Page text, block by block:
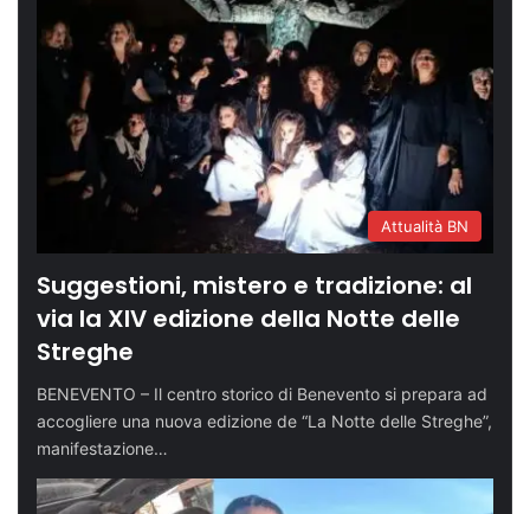
Attualità BN
Suggestioni, mistero e tradizione: al
via la XIV edizione della Notte delle
Streghe
BENEVENTO – Il centro storico di Benevento si prepara ad
accogliere una nuova edizione de “La Notte delle Streghe”,
manifestazione…